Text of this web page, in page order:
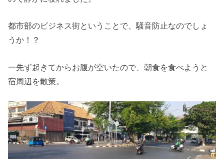
都市部のビジネス街ということで、騒音防止なのでしょ
うか！？
一先ず起きてからお腹が空いたので、朝食を食べようと
宿周辺を散策。